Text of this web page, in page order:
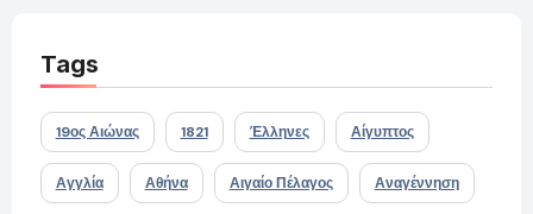
Tags
19ος Αιώνας 1821 Έλληνες Αίγυπτος
Αγγλία Αθήνα Αιγαίο Πέλαγος Αναγέννηση